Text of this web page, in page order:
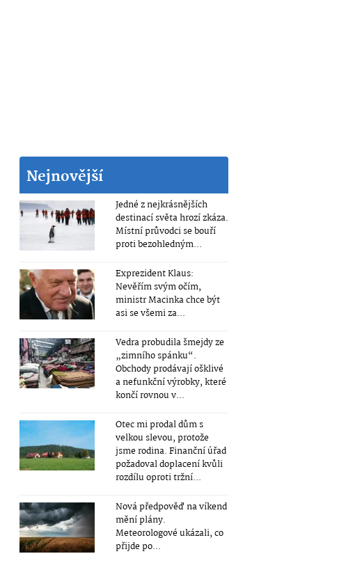
Nejnovější
Jedné z nejkrásnějších
destinací světa hrozí zkáza.
Místní průvodci se bouří
proti bezohledným...
Exprezident Klaus:
Nevěřím svým očím,
ministr Macinka chce být
asi se všemi za...
Vedra probudila šmejdy ze
„zimního spánku“.
Obchody prodávají ošklivé
a nefunkční výrobky, které
končí rovnou v...
Otec mi prodal dům s
velkou slevou, protože
jsme rodina. Finanční úřad
požadoval doplacení kvůli
rozdílu oproti tržní...
Nová předpověď na víkend
mění plány.
Meteorologové ukázali, co
přijde po...